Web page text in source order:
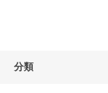
分類